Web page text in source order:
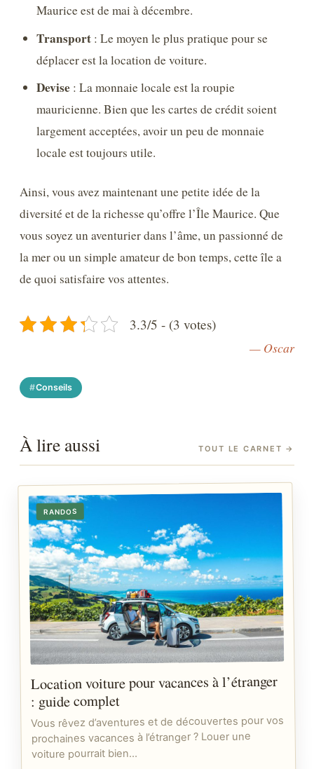
Maurice est de mai à décembre.
Transport : Le moyen le plus pratique pour se
déplacer est la location de voiture.
Devise : La monnaie locale est la roupie
mauricienne. Bien que les cartes de crédit soient
largement acceptées, avoir un peu de monnaie
locale est toujours utile.
Ainsi, vous avez maintenant une petite idée de la
diversité et de la richesse qu’offre l’Île Maurice. Que
vous soyez un aventurier dans l’âme, un passionné de
la mer ou un simple amateur de bon temps, cette île a
de quoi satisfaire vos attentes.
3.3/5 - (3 votes)
— Oscar
Conseils
À lire aussi TOUT LE CARNET →
RANDOS
Location voiture pour vacances à l’étranger
: guide complet
Vous rêvez d’aventures et de découvertes pour vos
prochaines vacances à l’étranger ? Louer une
voiture pourrait bien…